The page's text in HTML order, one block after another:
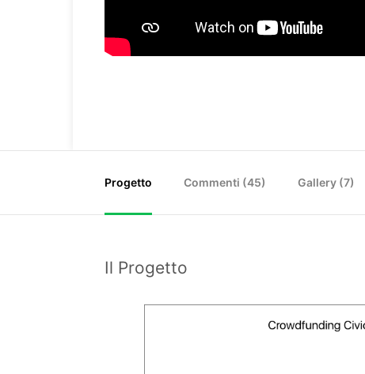
Progetto Commenti (45) Gallery (7)
Il Progetto